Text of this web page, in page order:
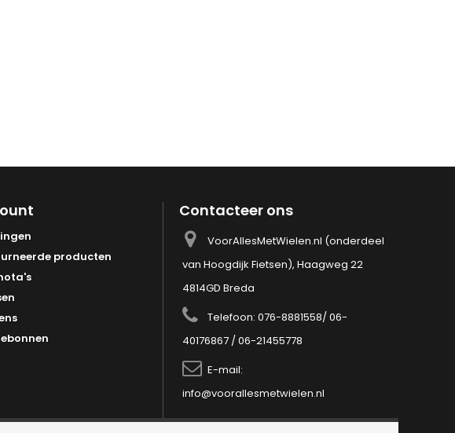
producten
Contacteer ons
VoorAllesMetWielen.nl (onderdeel
van Hoogdijk Fietsen), Haagweg 22
4814GD Breda
Telefoon: 076-8881558/ 06-
40176867 / 06-21455778
E-mail:
info@voorallesmetwielen.nl